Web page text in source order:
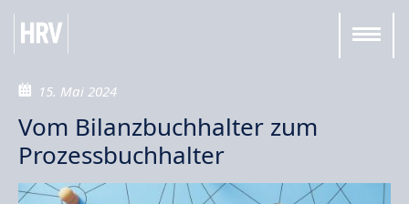
15. Mai 2024
Vom Bilanzbuchhalter zum
Prozessbuchhalter